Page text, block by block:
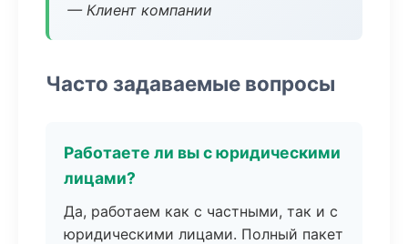
— Клиент компании
Часто задаваемые вопросы
Работаете ли вы с юридическими
лицами?
Да, работаем как с частными, так и с
юридическими лицами. Полный пакет